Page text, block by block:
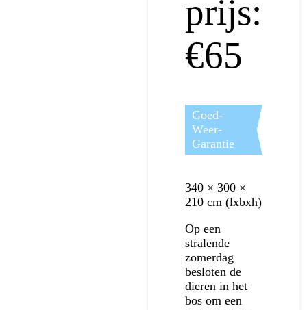
prijs:
€65
Goed-
Weer-
Garantie
340 × 300 ×
210 cm (lxbxh)
Op een
stralende
zomerdag
besloten de
dieren in het
bos om een